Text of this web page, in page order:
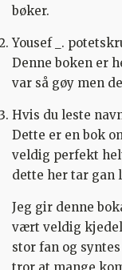
bøker.
Yousef _.
Denne boken er
var så gøy men
Hvis du leste
Dette er en bok
veldig perfekt
dette her tar gan
Jeg gir denne
vært veldig
stor fan og